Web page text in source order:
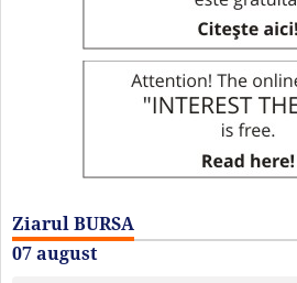
Ziarul BURSA
07 august